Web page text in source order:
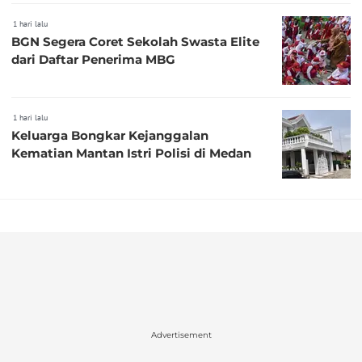
1 hari lalu
BGN Segera Coret Sekolah Swasta Elite
dari Daftar Penerima MBG
1 hari lalu
Keluarga Bongkar Kejanggalan
Kematian Mantan Istri Polisi di Medan
Advertisement